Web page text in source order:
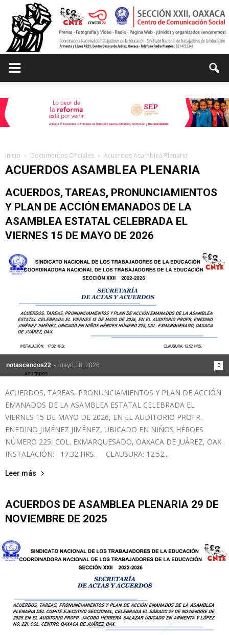
de
Comunicación
de
la
Sección
Inicio Documentos Oficiales Acuerdos Asamblea Plenaria
ACUERDOS ASAMBLEA PLENARIA
ACUERDOS, TAREAS, PRONUNCIAMIENTOS
Y PLAN DE ACCIÓN EMANADOS DE LA
ASAMBLEA ESTATAL CELEBRADA EL
VIERNES 15 DE MAYO DE 2026
notascencos22 - mayo 18, 2026 0
ACUERDOS, TAREAS, PRONUNCIAMIENTOS Y PLAN DE ACCIÓN
EMANADOS DE LA ASAMBLEA ESTATAL CELEBRADA EL
VIERNES 15 DE MAYO DE 2026, EN EL AUDITORIO PROFR.
ENEDINO JIMÉNEZ JIMÉNEZ, UBICADO EN NIÑOS HÉROES
NÚMERO 225, COL. EXMARQUESADO, OAXACA DE JUÁREZ, OAX.
INSTALACIÓN: 17:32 HRS. CLAUSURA: 12:52...
Leer más
ACUERDOS DE ASAMBLEA PLENARIA 29 DE
NOVIEMBRE DE 2025